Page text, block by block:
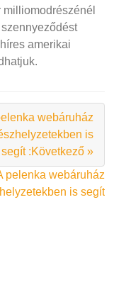
amerikai
webáruház
is
segít :Következő »
pelenka webáruház
is segít